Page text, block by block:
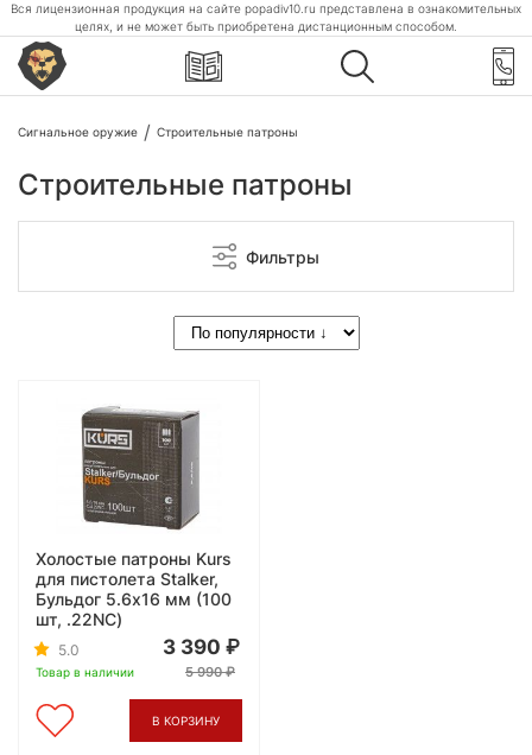
Вся лицензионная продукция на сайте popadiv10.ru представлена в ознакомительных
целях, и не может быть приобретена дистанционным способом.
Сигнальное оружие Строительные патроны
Строительные патроны
Фильтры
Холостые патроны Kurs
для пистолета Stalker,
Бульдог 5.6x16 мм (100
шт, .22NC)
5.0
Товар в наличии
3 390
5 990
В КОРЗИНУ